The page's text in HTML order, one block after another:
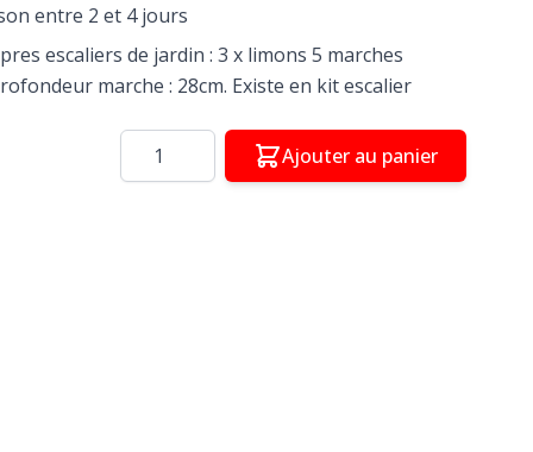
entre 2 et 4 jours
escaliers de jardin : 3 x limons 5 marches
marche : 28cm. Existe en kit escalier
Quantité Ajouter au panier